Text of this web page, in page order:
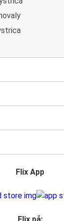
Flix App
Flix på: